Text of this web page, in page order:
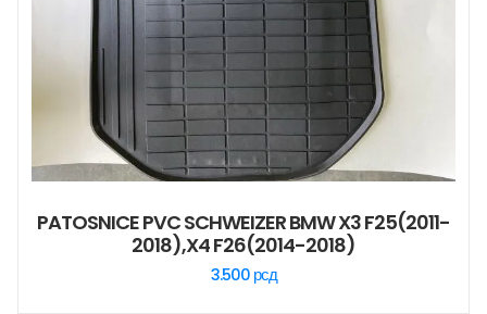
PATOSNICE PVC SCHWEIZER BMW X3 F25(2011-
2018),X4 F26(2014-2018)
3.500 рсд